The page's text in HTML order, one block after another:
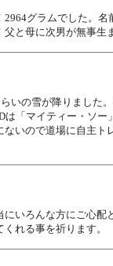
グラムでした。
と母に次男が無事
いの雪が降りました
は「マイティー・ソ
いので道場に自主
いろんな方にご心
れる事を祈ります。